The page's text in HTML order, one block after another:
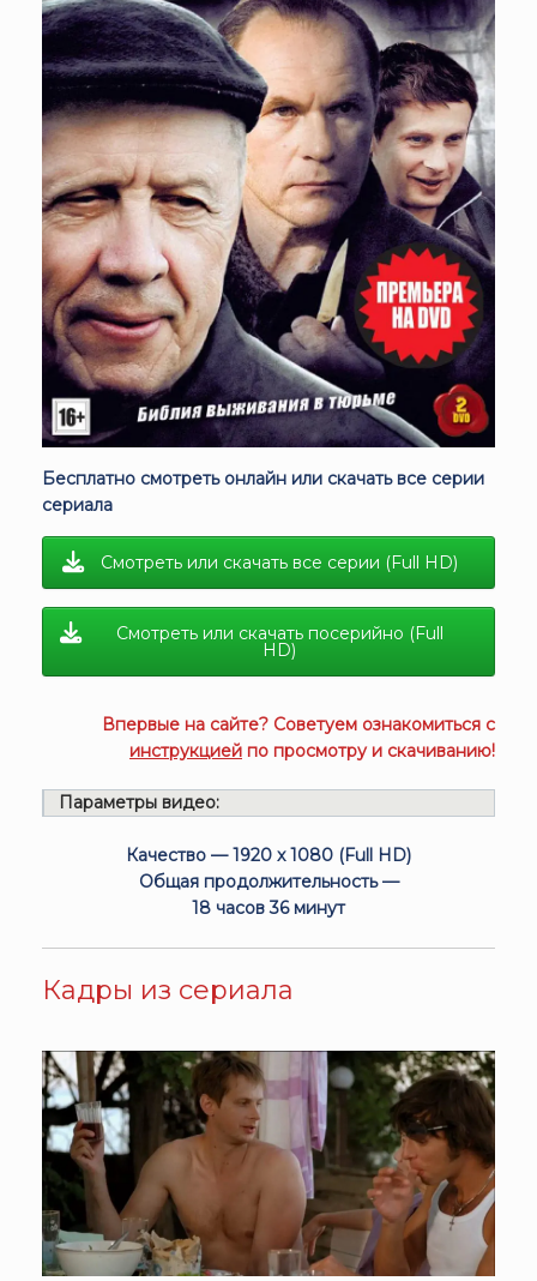
Бесплатно смотреть онлайн или скачать все серии
сериала
Смотреть или скачать все серии (Full HD)
Смотреть или скачать посерийно (Full
HD)
Впервые на сайте? Советуем ознакомиться с
инструкцией по просмотру и скачиванию!
Параметры видео:
Качество — 1920 x 1080 (Full HD)
Общая продолжительность —
18 часов 36 минут
Кадры из сериала